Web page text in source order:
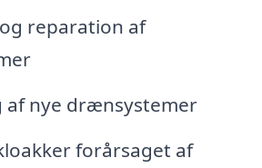
reparation af
af nye drænsystemer
forårsaget af